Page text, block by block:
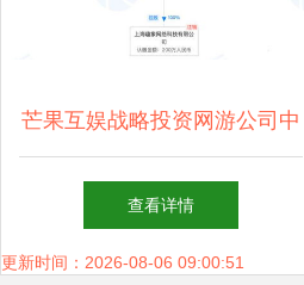
芒果互娱战略投资网游公司中
赫博奥，持股50%引领跨界融
合新篇章
查看详情
更新时间：2026-08-06 09:00:51